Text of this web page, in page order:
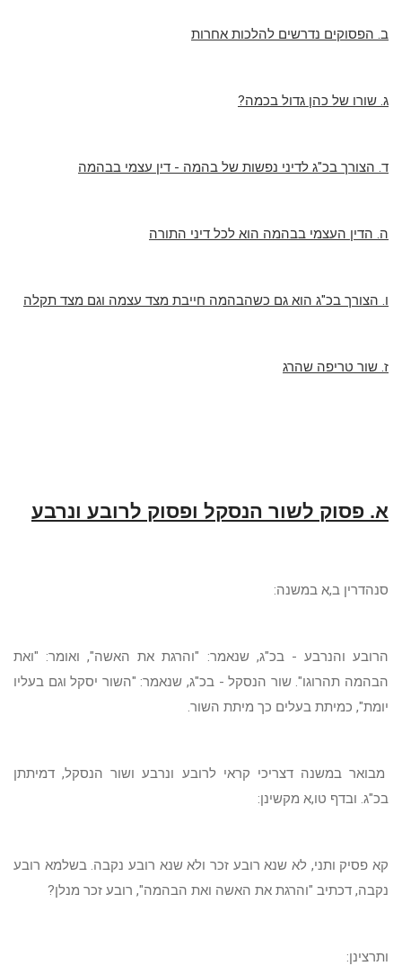
ב. הפסוקים נדרשים להלכות אחרות
ג. שורו של כהן גדול בכמה?
ד. הצורך בכ"ג לדיני נפשות של בהמה - דין עצמי בבהמה
ה. הדין העצמי בבהמה הוא לכל דיני התורה
ו. הצורך בכ"ג הוא גם כשהבהמה חייבת מצד עצמה וגם מצד תקלה
ז. שור טריפה שהרג
א. פסוק לשור הנסקל ופסוק לרובע ונרבע
סנהדרין ב,א במשנה:
הרובע והנרבע - בכ"ג, שנאמר: "והרגת את האשה", ואומר: "ואת
הבהמה תהרוגו". שור הנסקל - בכ"ג, שנאמר: "השור יסקל וגם בעליו
יומת", כמיתת בעלים כך מיתת השור.
מבואר במשנה דצריכי קראי לרובע ונרבע ושור הנסקל, דמיתתן
בכ"ג. ובדף טו,א מקשינן:
קא פסיק ותני, לא שנא רובע זכר ולא שנא רובע נקבה. בשלמא רובע
נקבה, דכתיב "והרגת את האשה ואת הבהמה", רובע זכר מנלן?
ותרצינן: